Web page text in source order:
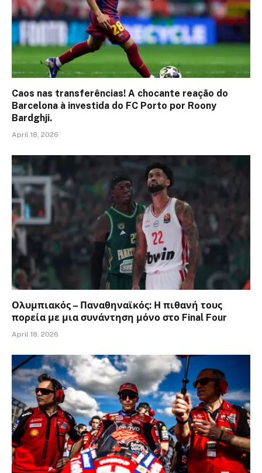
Caos nas transferências! A chocante reação do
Barcelona à investida do FC Porto por Roony
Bardghji.
April 18, 2026
Ολυμπιακός – Παναθηναϊκός: Η πιθανή τους
πορεία με μια συνάντηση μόνο στο Final Four
April 18, 2026